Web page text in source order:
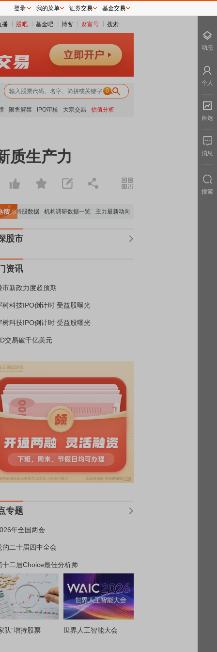
播 股吧 基金吧 博客 财富号 搜索
0
限售解禁 IPO审核 大宗交易 估值分析
质生产力
持股数据 机构调研数据一览 主力最新动向 上市公司限售股解禁一览
股市
资讯
市新政力度超预期
树科技IPO倒计时 受益股曝光
树科技IPO倒计时 受益股曝光
交易破千亿美元
专题
年全国两会
的二十届四中全会
十二届Choice最佳分析师
队”增持股票 世界人工智能大会
登录 我的菜单 证券交易 基金交易
动态
个人
自选
消息
搜索